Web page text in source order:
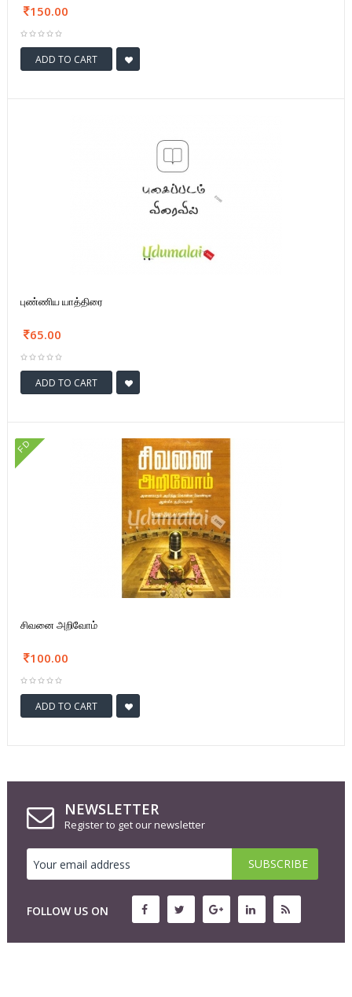
150.00
ADD TO CART
புண்ணிய யாத்திரை
65.00
ADD TO CART
FD
சிவனை அறிவோம்
100.00
ADD TO CART
NEWSLETTER
Register to get our newsletter
FOLLOW US ON